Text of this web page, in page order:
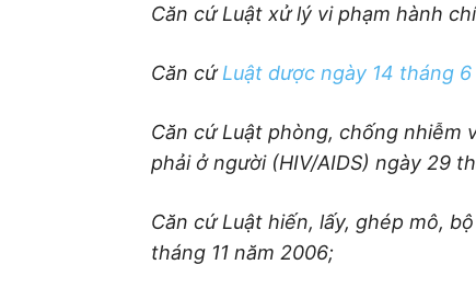
Căn cứ Luật xử lý vi phạm hành
Căn cứLuật dược ngày 14 tháng
Căn cứ Luật phòng, chống nhiễm
phải ở người (HIV/AIDS) ngày 29
Căn cứ Luật hiến, lấy, ghép mô,
tháng 11 năm 2006;